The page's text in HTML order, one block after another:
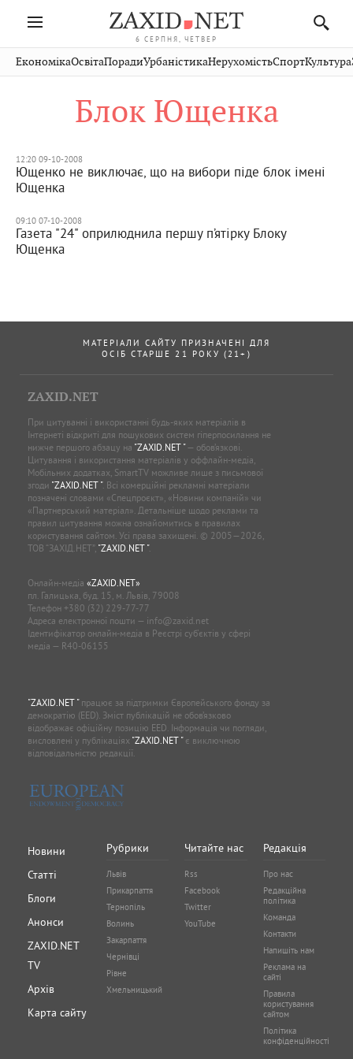
6 СЕРПНЯ, ЧЕТВЕР
Івано-
Франківськ
Волинь
Рівне
Чернівці
Стрий
Хмельницький
Публікації
Авто СловкоКультура
Кіно Дім СпортКраєзнавство
ЕкономікаОсвітаПорадиУрбаністикаНерухомістьСпортКультура
Блок Ющенка
12:20 09-10-2008
Ющенко не виключає, що на вибори піде блок імені
Ющенка
09:10 07-10-2008
Газета "24" оприлюднила першу п’ятірку Блоку
Ющенка
МАТЕРІАЛИ САЙТУ ПРИЗНАЧЕНІ ДЛЯ
ОСІБ СТАРШЕ 21 РОКУ (21+)
ZAXID.NET
При цитуванні і використанні будь-яких матеріалів в
Інтернеті відкриті для пошукових систем гіперпосилання не
нижче першого абзацу на "ZAXID.NET "— обов’язкові.
Цитування і використання матеріалів у оффлайн-медіа,
Мобільних додатках, SmartTV можливе лише з письмової
згоди "ZAXID.NET ". Всі комерційні рекламні матеріали
позначені словами «Спецпроєкт», «Новини компаній» чи
«Партнерський матеріал». Детальніше щодо реклами та
правил цитування можна ознайомитись в правилах
користування сайтом. Усі права захищені. © 2005—2026,
ТОВ “ЗАХІД.НЕТ”, "ZAXID.NET ".
Онлайн-медіа «ZAXID.NET»
пл. Галицька, буд. 15, м. Львів, 79008
Телефон +380 (32) 229-77-77
Адреса електронної пошти — info@zaxid.net
Ідентифікатор онлайн-медіа в Реєстрі суб'єктів у сфері
медіа — R40-06155
"ZAXID.NET "працює за підтримки Європейського фонду за
демократію (EED). Зміст публікацій не обов’язково
відображає офіційну позицію EED. Інформація чи погляди,
висловлені у публікаціях "ZAXID.NET "є виключною
відповідальністю редакції.
Новини
Статті
Блоги
Анонси
ZAXID.NET
TV
Архів
Карта сайту
Рубрики
Львів
Прикарпаття
Тернопіль
Волинь
Закарпаття
Чернівці
Рівне
Хмельницький
Читайте нас
Rss
Facebook
Twitter
YouTube
Редакція
Про нас
Редакційна
політика
Команда
Контакти
Напишіть нам
Реклама на
сайті
Правила
користування
сайтом
Політика
конфіденційності